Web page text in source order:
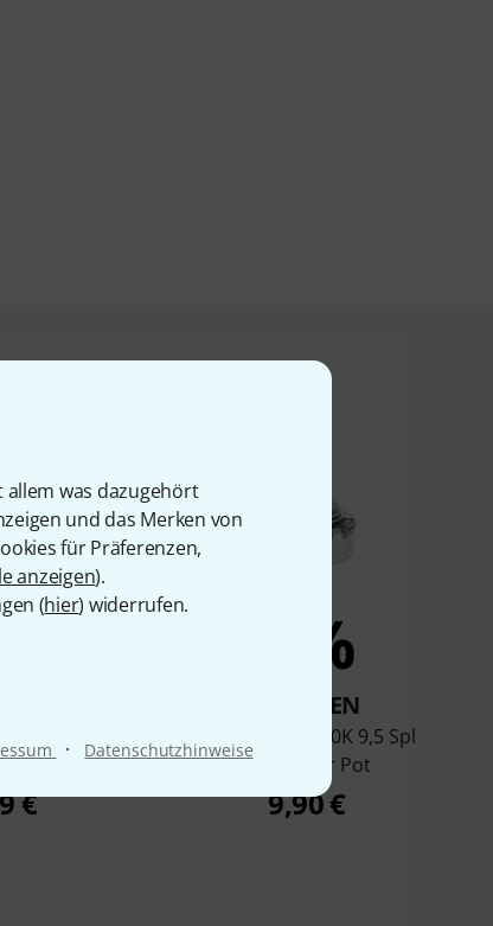
allem was dazugehört
und das Merken von
für Präferenzen,
anzeigen).
(hier) widerrufen.
· Datenschutzhinweise
haben
C
€
4%
KAUFTEN
Allparts CTS 250K 9,5 Spl
Aud.Taper Pot
9,90 €